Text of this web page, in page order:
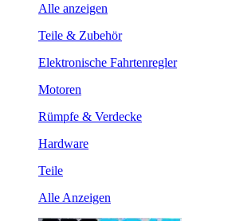
Alle anzeigen
Teile & Zubehör
Elektronische Fahrtenregler
Motoren
Rümpfe & Verdecke
Hardware
Teile
Alle Anzeigen